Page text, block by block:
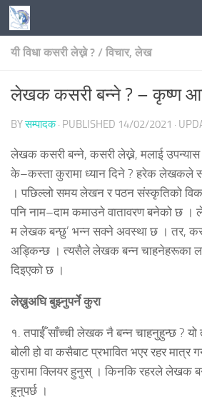
Skip to content
यी विधा कसरी लेख्ने ? / विचार, लेख
लेखक कसरी बन्ने ? – कृष्ण
BYसम्पादक · PUBLISHED 14/02/2021 ·
लेखक कसरी बन्ने, कसरी लेख्ने, मलाई
के–कस्ता कुरामा ध्यान दिने ? हरेक लेखकले
। पछिल्लो समय लेखन र पठन संस्कृतिको
पनि नाम–दाम कमाउने वातावरण बनेको छ
म लेखक बन्छु’ भन्न सक्ने अवस्था छ । तर,
अड्किन्छ । त्यसैले लेखक बन्न चाहनेहरूका
दिइएको छ ।
लेख्नुअघि बुझ्नुपर्ने कुरा
१. तपाईँ साँच्ची लेखक नै बन्न चाहनुहुन्छ ? यो
बोली हो वा कसैबाट प्रभावित भएर रहर मात्र
कुरामा क्लियर हुनुस् । किनकि रहरले लेखक
हुनुपर्छ ।